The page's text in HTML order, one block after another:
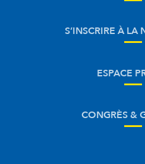
S’INSCRIRE À LA
ESPACE
CONGRÈS &